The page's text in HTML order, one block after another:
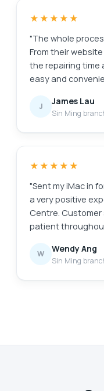
★★★★★
"The whole
From their
the repairing time
easy and
J James Lau
Sin Ming
★★★★★
"Sent my iMac in
a very positive
Centre. Customer
patient
W Wendy Ang
Sin Ming